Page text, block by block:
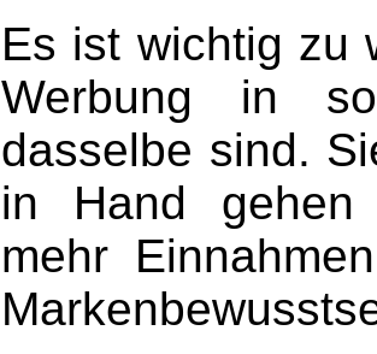
Es ist wichtig zu
Werbung in
dasselbe sind.
in Hand gehen
mehr